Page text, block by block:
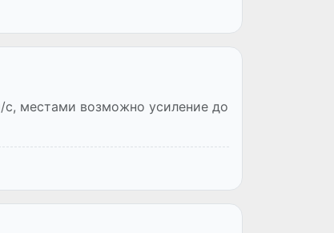
с, местами возможно усиление до